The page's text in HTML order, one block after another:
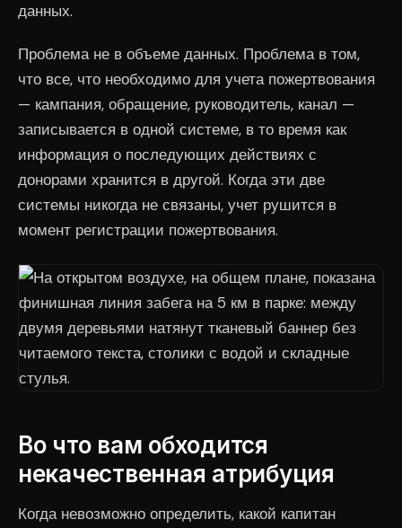
данных.
Проблема не в объеме данных. Проблема в том,
что все, что необходимо для учета пожертвования
— кампания, обращение, руководитель, канал —
записывается в одной системе, в то время как
информация о последующих действиях с
донорами хранится в другой. Когда эти две
системы никогда не связаны, учет рушится в
момент регистрации пожертвования.
Во что вам обходится
некачественная атрибуция
Когда невозможно определить, какой капитан